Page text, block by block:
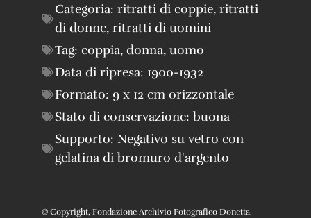
Categoria: ritratti di coppie, ritratti
di donne, ritratti di uomini
Tag: coppia, donna, uomo
Data di ripresa: 1900-1932
Formato: 9 x 12 cm orizzontale
Stato di conservazione: buona
Supporto: Negativo su vetro con
gelatina di bromuro d'argento
© Copyright, Fondazione Archivio Fotografico Donetta.